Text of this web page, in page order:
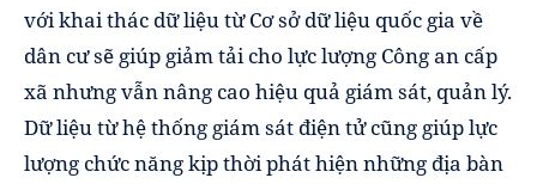
với khai thác dữ liệu từ Cơ sở dữ liệu quốc gia về
dân cư sẽ giúp giảm tải cho lực lượng Công an cấp
xã nhưng vẫn nâng cao hiệu quả giám sát, quản lý.
Dữ liệu từ hệ thống giám sát điện tử cũng giúp lực
lượng chức năng kịp thời phát hiện những địa bàn